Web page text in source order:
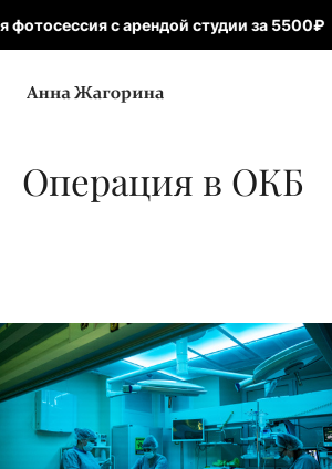
студии за 5500₽ Для
Операция в ОКБ